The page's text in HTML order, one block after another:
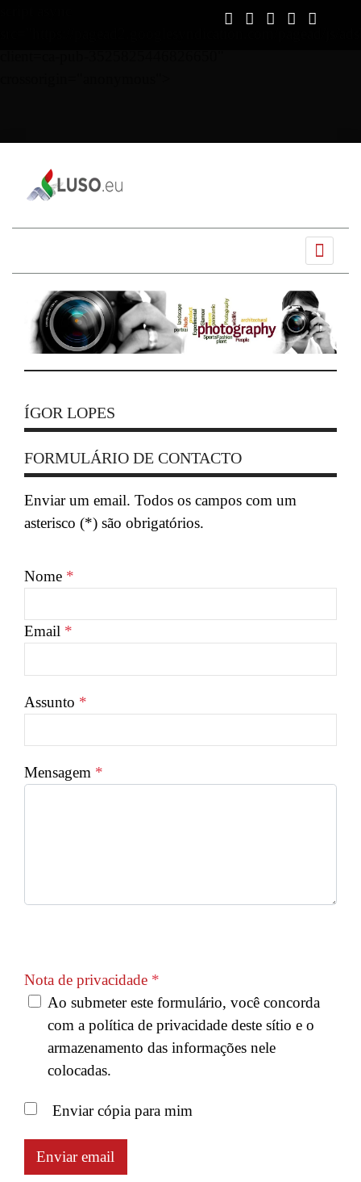
ÍGOR LOPES
FORMULÁRIO DE CONTACTO
Enviar um email. Todos os campos com um
asterisco (*) são obrigatórios.
Nome *
Email *
Assunto *
Mensagem *
Nota de privacidade *
Ao submeter este formulário, você concorda
com a política de privacidade deste sítio e o
armazenamento das informações nele
colocadas.
Enviar cópia para mim
Enviar email